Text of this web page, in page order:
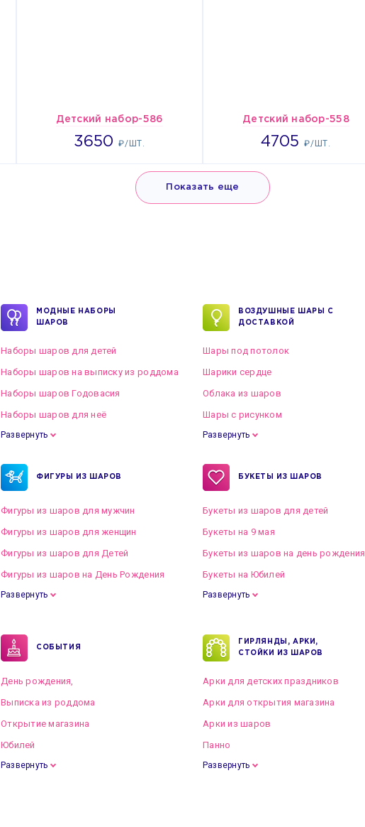
Детский набор-586
3650₽/ШТ.
3650 Детский набор-558
4705₽/ШТ.
4705
Показать еще
МОДНЫЕ НАБОРЫ
ШАРОВ
Наборы шаров для детей
Наборы шаров на выписку из роддома
Наборы шаров Годовасия
Наборы шаров для неё
Развернуть
ВОЗДУШНЫЕ ШАРЫ С
ДОСТАВКОЙ
Шары под потолок
Шарики сердце
Облака из шаров
Шары с рисунком
Развернуть
ФИГУРЫ ИЗ ШАРОВ
Фигуры из шаров для мужчин
Фигуры из шаров для женщин
Фигуры из шаров для Детей
Фигуры из шаров на День Рождения
Развернуть
БУКЕТЫ ИЗ ШАРОВ
Букеты из шаров для детей
Букеты на 9 мая
Букеты из шаров на день рождения
Букеты на Юбилей
Развернуть
СОБЫТИЯ
День рождения,
Выписка из роддома
Открытие магазина
Юбилей
Развернуть
ГИРЛЯНДЫ, АРКИ,
СТОЙКИ ИЗ ШАРОВ
Арки для детских праздников
Арки для открытия магазина
Арки из шаров
Панно
Развернуть